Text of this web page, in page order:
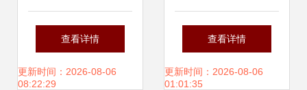
你一定要看。
车次 一次改写行业
纪录的大体积浇筑
查看详情
更新时间：2026-08-06
08:22:29
售信息及油罐车选
购指南
查看详情
更新时间：2026-08-06
01:01:35